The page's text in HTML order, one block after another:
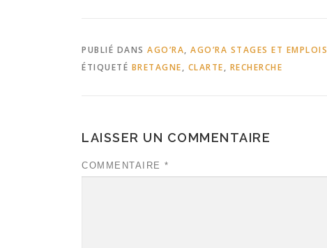
PUBLIÉ DANS AGO’RA, AGO’RA STAGES ET EMPLOIS
ÉTIQUETÉ BRETAGNE, CLARTE, RECHERCHE
LAISSER UN COMMENTAIRE
COMMENTAIRE *